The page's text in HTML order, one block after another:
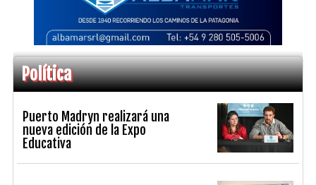
Política
Puerto Madryn realizará una
nueva edición de la Expo
Educativa